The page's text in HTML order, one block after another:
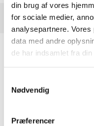
din brug af vores
for sociale medier,
analysepartnere.
data med andre
de har indsamlet fra
Nødvendig
Præferencer
Dele